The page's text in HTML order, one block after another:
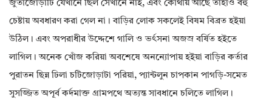
জুতাজোড়াটি যেখানে ছিল সেখানে নাই, এবং কোথায় আছে তাহাও বহু
চেষ্টায় অবধারণ করা গেল না। বাড়ির লোক সকলেই বিষম বিব্রত হইয়া
উঠিল। এবং অপরাধীর উদ্দেশে গালি ও ভর্ৎসনা অজস্র বর্ষিত হইতে
লাগিল। অনেক খোঁজ করিয়া অবশেষে অনন্যোপায় হইয়া বাড়ির কর্তার
পুরাতন ছিন্ন ঢিলা চটিজোড়াটা পরিয়া, প্যান্টলুন চাপকান পাগড়ি-সমেত
সুসজ্জিত অপূর্ব কর্দমাক্ত গ্রামপথে অত্যন্ত সাবধানে চলিতে লাগিল।